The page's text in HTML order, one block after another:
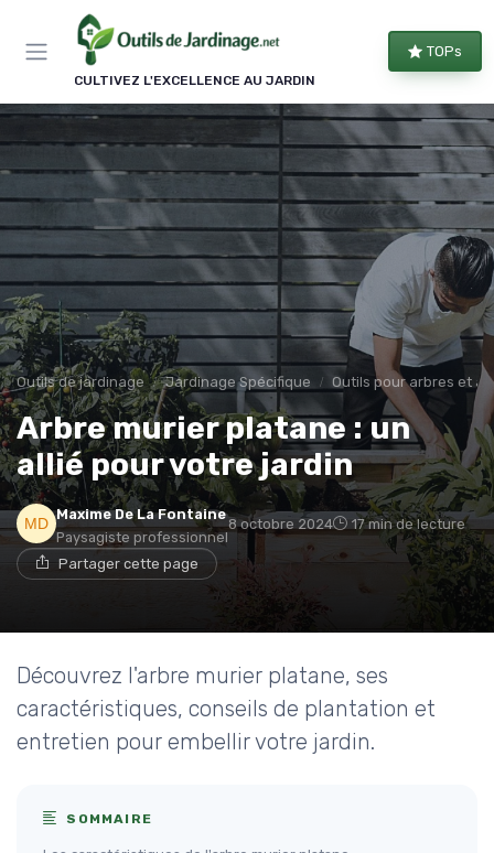
CULTIVEZ L'EXCELLENCE AU JARDIN
TOPs
Outils de jardinage Jardinage Spécifique Outils pour arbres et
Arbre murier platane : un
allié pour votre jardin
Maxime De La Fontaine
Paysagiste professionnel
8 octobre 2024 17 min de lecture
Partager cette page
Découvrez l'arbre murier platane, ses
caractéristiques, conseils de plantation et
entretien pour embellir votre jardin.
SOMMAIRE
Panneau de gestion des cookies